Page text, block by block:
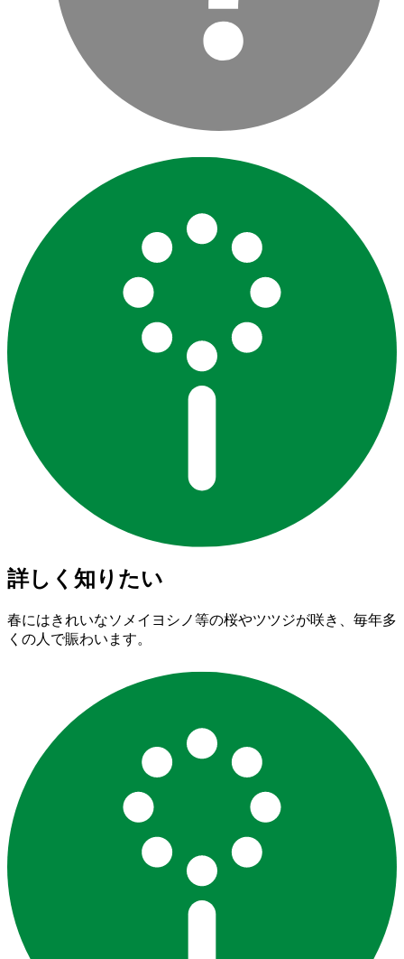
詳しく知りたい
春にはきれいなソメイヨシノ等の桜やツツジが咲き、毎年多
くの人で賑わいます。